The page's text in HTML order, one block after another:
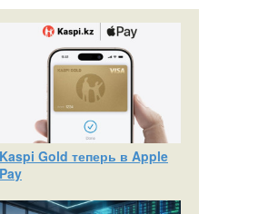
Kaspi Gold теперь в Apple
Pay